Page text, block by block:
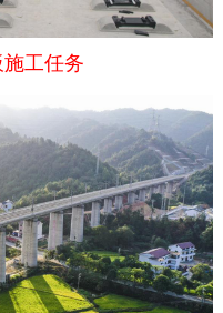
工任务